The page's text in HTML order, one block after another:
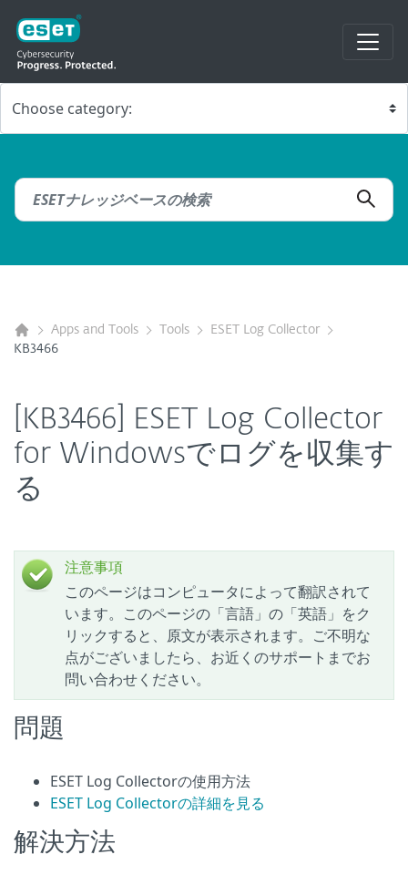
Apps and Tools Tools
ESET Log Collector
KB3466
[KB3466] ESET Log Collector
for Windowsでログを収集す
る
注意事項
このページはコンピュータによって翻訳されて
います。このページの「言語」の「英語」をク
リックすると、原文が表示されます。ご不明な
点がございましたら、お近くのサポートまでお
問い合わせください。
問題
ESET Log Collectorの使用方法
ESET Log Collectorの詳細を見る
解決方法